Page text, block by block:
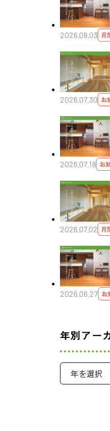
2026.08.03 月
2026.07.30 お
2026.07.18 お
2026.07.02 月
2026.06.27 お
年別アー